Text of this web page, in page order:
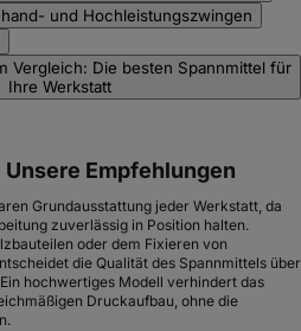
und Hochleistungszwingen
Vergleich: Die besten Spannmittel für
Ihre Werkstatt
Empfehlungen
Grundausstattung jeder Werkstatt, da
zuverlässig in Position halten.
oder dem Fixieren von
die Qualität des Spannmittels über
hochwertiges Modell verhindert das
Druckaufbau, ohne die